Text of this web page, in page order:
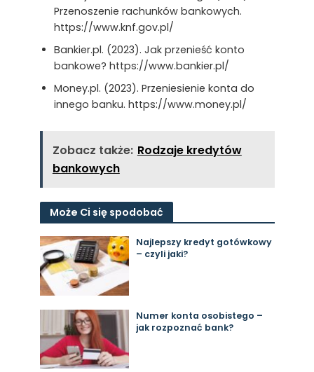
Przenoszenie rachunków bankowych.
https://www.knf.gov.pl/
Bankier.pl. (2023). Jak przenieść konto
bankowe? https://www.bankier.pl/
Money.pl. (2023). Przeniesienie konta do
innego banku. https://www.money.pl/
Zobacz także: Rodzaje kredytów
bankowych
Może Ci się spodobać
Najlepszy kredyt gotówkowy
– czyli jaki?
Numer konta osobistego –
jak rozpoznać bank?